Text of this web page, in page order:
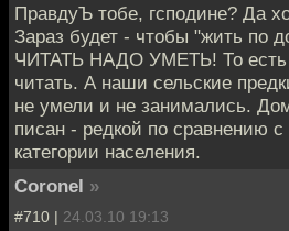
ПравдуЪ тобе, гсподине? Да
Зараз будет - чтобы "жить по
ЧИТАТЬ НАДО УМЕТЬ! То
читать. А наши сельские
не умели и не занимались.
писан - редкой по сравнению
категории населения.
Coronel »
#710 | 24.03.10 19:13